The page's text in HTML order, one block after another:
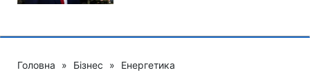
Головна » Бізнес » Енергетика